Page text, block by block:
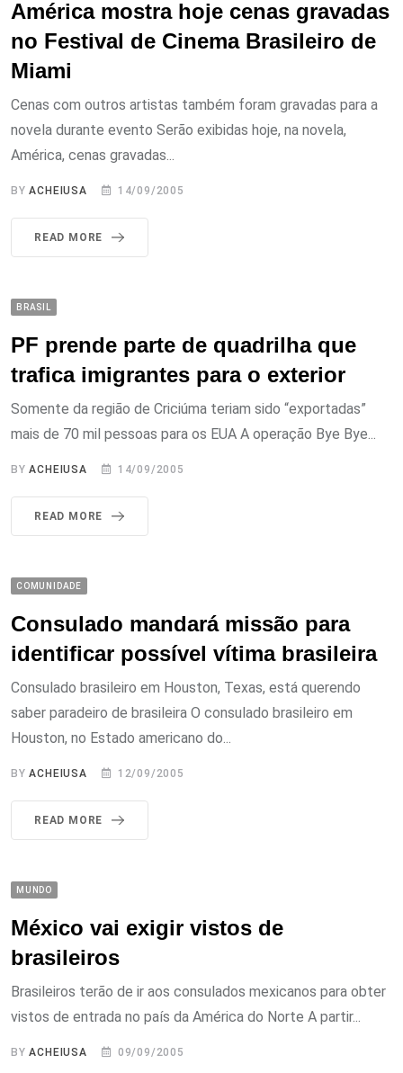
América mostra hoje cenas gravadas
no Festival de Cinema Brasileiro de
Miami
Cenas com outros artistas também foram gravadas para a
novela durante evento Serão exibidas hoje, na novela,
América, cenas gravadas...
BYACHEIUSA 14/09/2005
READ MORE
BRASIL
PF prende parte de quadrilha que
trafica imigrantes para o exterior
Somente da região de Criciúma teriam sido “exportadas”
mais de 70 mil pessoas para os EUA A operação Bye Bye...
BYACHEIUSA 14/09/2005
READ MORE
COMUNIDADE
Consulado mandará missão para
identificar possível vítima brasileira
Consulado brasileiro em Houston, Texas, está querendo
saber paradeiro de brasileira O consulado brasileiro em
Houston, no Estado americano do...
BYACHEIUSA 12/09/2005
READ MORE
MUNDO
México vai exigir vistos de
brasileiros
Brasileiros terão de ir aos consulados mexicanos para obter
vistos de entrada no país da América do Norte A partir...
BYACHEIUSA 09/09/2005